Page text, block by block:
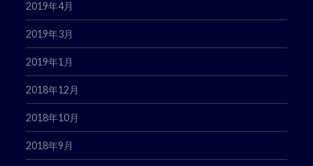
2019年4月
2019年3月
2019年1月
2018年12月
2018年10月
2018年9月